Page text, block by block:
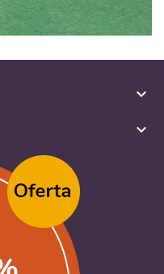
keyboard_arrow_down
keyboard_arrow_down